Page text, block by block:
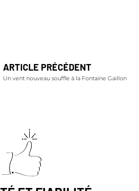
ARTICLE PRÉCÉDENT
Un vent nouveau souffle à la Fontaine Gaillon